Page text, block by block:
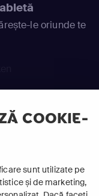
COOKIE-
sunt utilizate pe
și de marketing,
le oriunde te